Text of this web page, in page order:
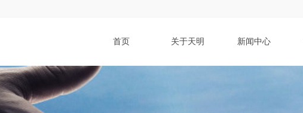
首页 关于天明 新闻中心